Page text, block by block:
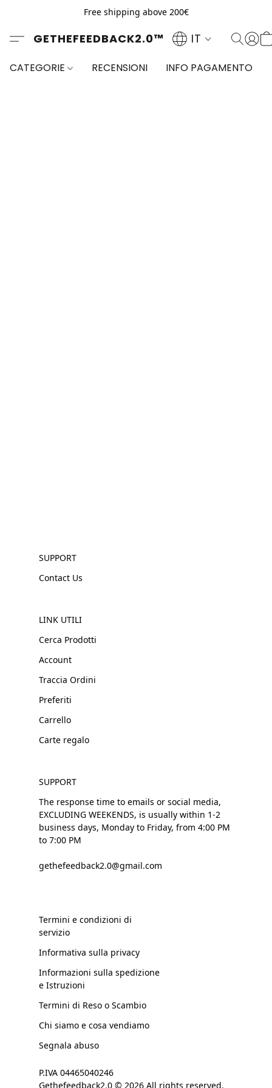
Free shipping above 200€
GETHEFEEDBACK2.0™ IT
CATEGORIE RECENSIONI INFO PAGAMENTO
SUPPORT
Contact Us
LINK UTILI
Cerca Prodotti
Account
Traccia Ordini
Preferiti
Carrello
Carte regalo
SUPPORT
The response time to emails or social media,
EXCLUDING WEEKENDS, is usually within 1-2
business days, Monday to Friday, from 4:00 PM
to 7:00 PM
gethefeedback2.0@gmail.com
Termini e condizioni di
servizio
Informativa sulla privacy
Informazioni sulla spedizione
e Istruzioni
Termini di Reso o Scambio
Chi siamo e cosa vendiamo
Segnala abuso
P.IVA 04465040246
Gethefeedback2.0 © 2026 All rights reserved.